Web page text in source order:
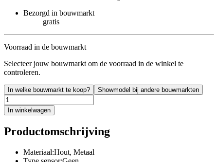
Bezorgd in bouwmarkt
gratis
Voorraad in de bouwmarkt
Selecteer jouw bouwmarkt om de voorraad in de winkel te
controleren.
In welke bouwmarkt te koop? Showmodel bij andere bouwmarkten
In winkelwagen
Productomschrijving
Materiaal:Hout, Metaal